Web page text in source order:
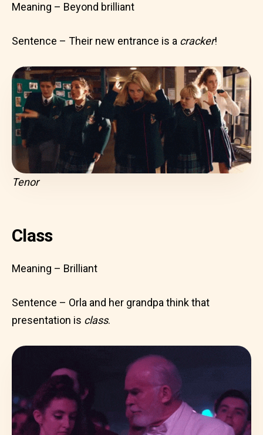
Meaning – Beyond brilliant
Sentence – Their new entrance is a cracker!
Tenor
Class
Meaning – Brilliant
Sentence – Orla and her grandpa think that
presentation is class.